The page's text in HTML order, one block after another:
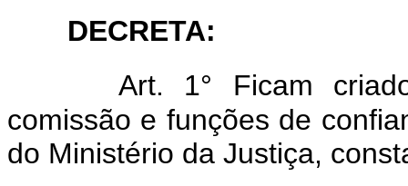
DECRETA:
Art. 1° Ficam
comissão e funções de
do Ministério da Justiça,